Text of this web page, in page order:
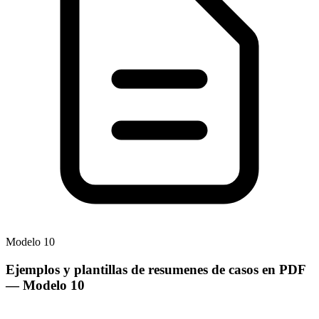
Modelo 10
Ejemplos y plantillas de resumenes de casos en PDF
— Modelo 10